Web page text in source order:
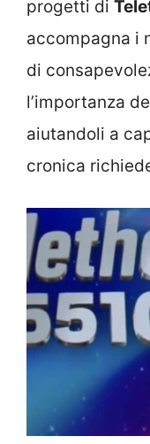
progetti di
accompagna i
di
l’importanza
aiutandoli a
cronica